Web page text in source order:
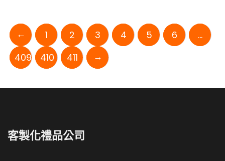
← 1 2 3 4 5 6
...
409
410 411 →
客製化禮品公司